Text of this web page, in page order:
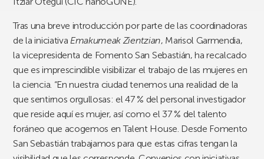
Tras una breve introducción por parte de las coordinadoras
de la iniciativa Emakumeak Zientzian, Marisol Garmendia,
la vicepresidenta de Fomento San Sebastián, ha recalcado
que es imprescindible visibilizar el trabajo de las mujeres en
la ciencia. “En nuestra ciudad tenemos una realidad de la
que sentirnos orgullosas: el 47 % del personal investigador
que reside aquí es mujer, así como el 37 % del talento
foráneo que acogemos en Talent House. Desde Fomento
San Sebastián trabajamos para que estas cifras tengan la